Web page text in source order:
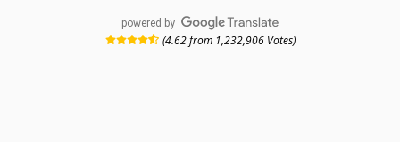
powered by
(4.62 from 1,232,906 Votes)